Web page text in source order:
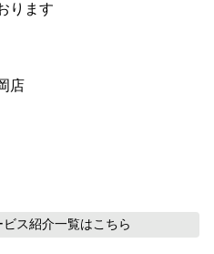
ります
店
ビス紹介一覧はこちら